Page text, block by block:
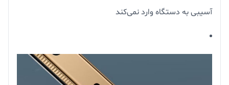
آسیبی به دستگاه وارد نمی‌کند